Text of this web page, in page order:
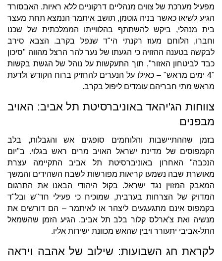
מפעיל מערכת של צווים מנהליים דרקוניים ללא ראיות. האבסורד
הגיע לשיאו כאשר בניה גוטמן, תושב איתמר הנמצא תחת מעצר
בית מנהלי, ביקש להשתתף בהלווייתו הממלכתית של שכנו
וחברו, הלוחם מעוז רקנתי הי"ד שנפל בקרב. הצבא סירב
לבקשה בטענה ההזויה כי הגעתו של נער להר הרצל מהווה "סיכון
כבד לביטחון האזור", תוך התעקשות על נוהל של הגשת בקשות
"4 ימים מראש" – כאילו על הנערים להחזיק ברוח הקודש ולדעת
מראש מתי חבריהם עומדים ליפול בקרב.
צווחות הג'יהאד באוניברסיטת תל אביב: האויב
מבפנים
בזמן שההתיישבות והלוחמים סופגים אש והגבלות, בלב
הקמפוסים של מדינת ישראל האויב מרים ראש בגלוי. ב"יום
הנכבה" האחרון באוניברסיטת תל אביב התקיימה עצרת
מאושרת שבה נשמעו קריאות מפורשות לשבח השהידים והמשך
המאבק המזוין נגד ישראל. בקול היהודי הבאנו את התרגום
המדויק של הצרחות בערבית, שמוכיח כי פעילי חד"ש ובל"ד
בקמפוס אינם מתגעגעים ליצהר או לאיתמר – הם דורשים את
מנשיה ואת צ'ארלס קלור בלב תל אביב. הגיע הזמן שהשמאל
התל-אביבי יתעורר ויבין שהאש מכוונת ישירות אליו.
לקראת חג השבועות: שילוב של אהבה ויראה